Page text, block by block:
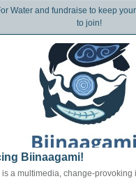
Water and fundraise to keep
to join!
Biinaagami!
is a multimedia, change-provoking